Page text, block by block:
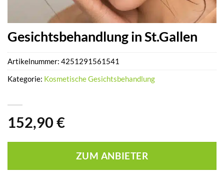
Gesichtsbehandlung in St.Gallen
152,90 €
ZUM ANBIETER
Artikelnummer: 4251291561541
Kategorie: Kosmetische Gesichtsbehandlung